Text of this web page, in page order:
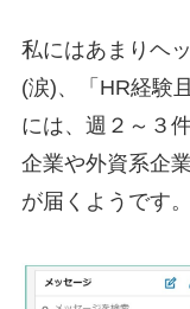
私にはあまりヘ
(涙)、「HR経験
には、週２～３
企業や外資系企
が届くようです